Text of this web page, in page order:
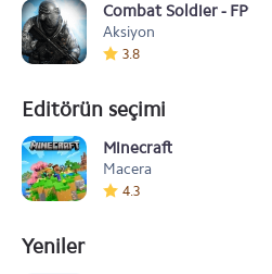
Combat Soldier - FPS
Aksiyon
3.8
Editörün seçimi
Minecraft
Macera
4.3
Yeniler